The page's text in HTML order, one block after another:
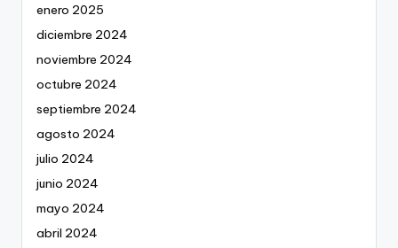
enero 2025
diciembre 2024
noviembre 2024
octubre 2024
septiembre 2024
agosto 2024
julio 2024
junio 2024
mayo 2024
abril 2024